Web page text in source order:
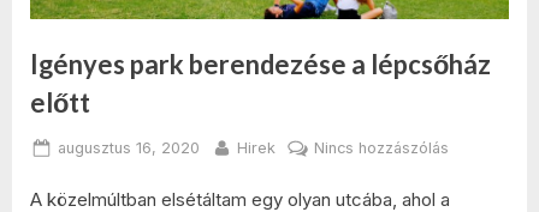
Igényes park berendezése a lépcsőház
előtt
Posted
augusztus 16, 2020 By
Hirek Nincs hozzászólás
park
A közelmúltban elsétáltam egy olyan utcába, ahol a